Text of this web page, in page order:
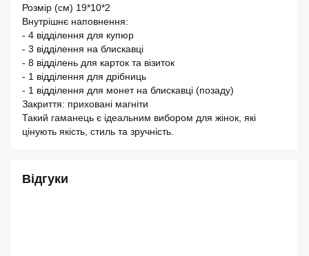
Розмір (см) 19*10*2
Внутрішнє наповнення:
- 4 відділення для купюр
- 3 відділення на блискавці
- 8 відділень для карток та візиток
- 1 відділення для дрібниць
- 1 відділення для монет на блискавці (позаду)
Закриття: приховані магніти
Такий гаманець є ідеальним вибором для жінок, які
цінують якість, стиль та зручність.
Відгуки